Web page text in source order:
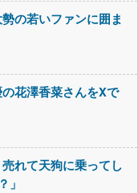
の若いファンに囲ま
の花澤香菜さんをXで
れて天狗に乗ってし
」